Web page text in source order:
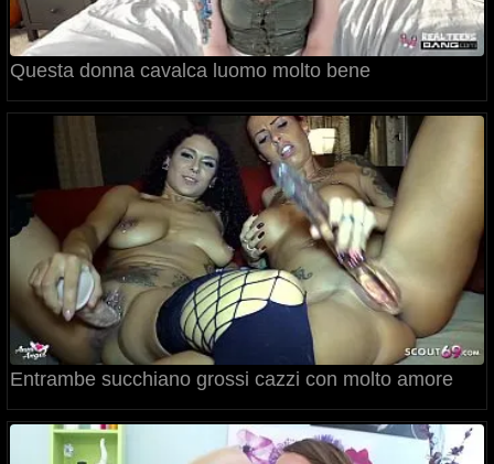
Questa donna cavalca luomo molto bene
Entrambe succhiano grossi cazzi con molto amore